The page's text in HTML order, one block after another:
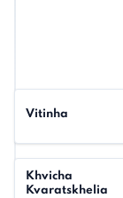
Vitinha
Khvicha
Kvaratskhelia